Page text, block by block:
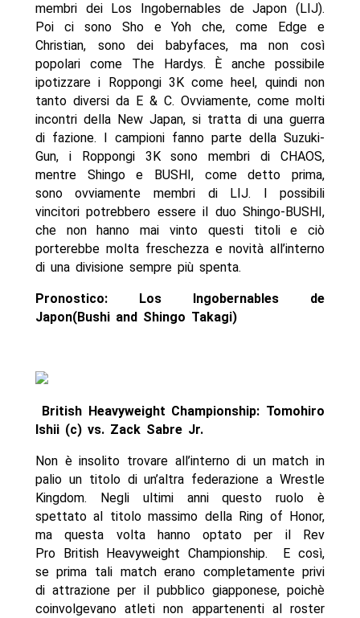
membri dei Los Ingobernables de Japon (LIJ).
Poi ci sono Sho e Yoh che, come Edge e
Christian, sono dei babyfaces, ma non così
popolari come The Hardys. È anche possibile
ipotizzare i Roppongi 3K come heel, quindi non
tanto diversi da E & C. Ovviamente, come molti
incontri della New Japan, si tratta di una guerra
di fazione. I campioni fanno parte della Suzuki-
Gun, i Roppongi 3K sono membri di CHAOS,
mentre Shingo e BUSHI, come detto prima,
sono ovviamente membri di LIJ. I possibili
vincitori potrebbero essere il duo Shingo-BUSHI,
che non hanno mai vinto questi titoli e ciò
porterebbe molta freschezza e novità all’interno
di una divisione sempre più spenta.
Pronostico: Los Ingobernables de
Japon(Bushi and Shingo Takagi)
British Heavyweight Championship: Tomohiro
Ishii (c) vs. Zack Sabre Jr.
Non è insolito trovare all’interno di un match in
palio un titolo di un’altra federazione a Wrestle
Kingdom. Negli ultimi anni questo ruolo è
spettato al titolo massimo della Ring of Honor,
ma questa volta hanno optato per il Rev
Pro British Heavyweight Championship. E così,
se prima tali match erano completamente privi
di attrazione per il pubblico giapponese, poichè
coinvolgevano atleti non appartenenti al roster